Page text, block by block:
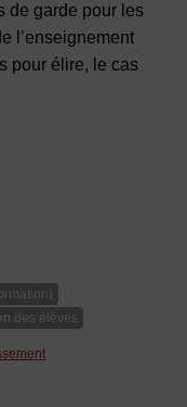
de garde pour les
l’enseignement
pour élire, le cas
des élèves